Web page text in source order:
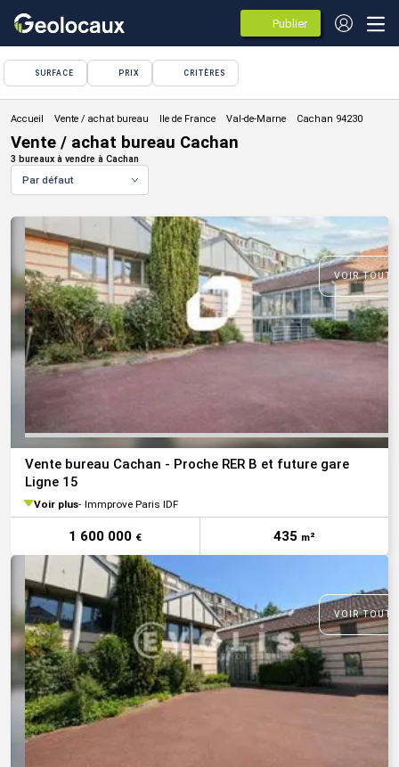
Publier
des
annonces
SURFACE PRIX CRITÈRES
Vente / achat bureau
Vente / achat bureau Cachan
3 bureaux à vendre à Cachan
Par défaut
VOIR
Vente bureau Cachan - Proche RER B et future gare
Ligne 15
Voir plus Immprove Paris IDF
1 600 000 € 435 m²
VOIR